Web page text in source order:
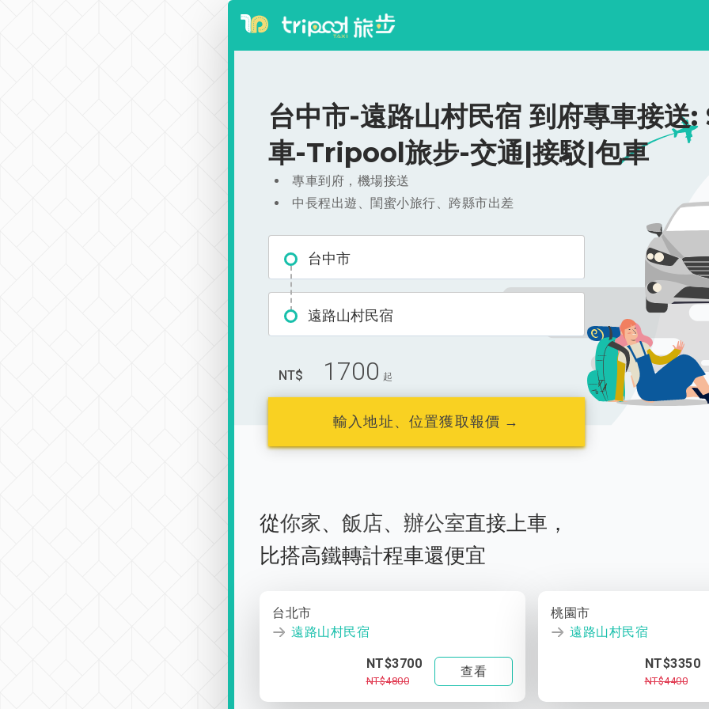
台中市-遠路山村民宿 到府專車接送
車-Tripool旅步-交通|接駁|包車
專車到府，機場接送
中長程出遊、閨蜜小旅行、跨縣市出差
台中市
遠路山村民宿
NT$ 1700 起
輸入地址、位置獲取報價 →
從你家、 飯店、 辦公室直接上車，
比搭高鐵轉計程車還便宜
台北市
遠路山村民宿
NT$3700
NT$4800
查看
桃園市
遠路山村民宿
NT$3350
NT$4400